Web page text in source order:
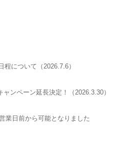
程について（2026.7.6）
ャンペーン延長決定！（2026.3.30）
業日前から可能となりました